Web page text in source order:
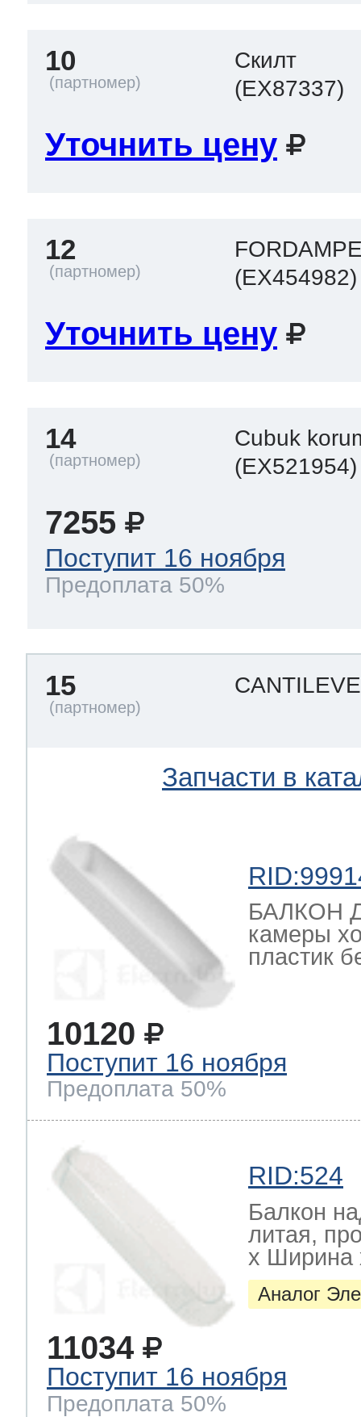
10
Скилт
(EX87337)
Уточнить цену
12
(EX454982)
Уточнить цену
14
Cubuk
(EX521954)
7255
Поступит 16 ноября
Предоплата 50%
15
Запчасти в
БАЛКОН
камеры
пластик
10120
Поступит 16 ноября
Предоплата 50%
RID:524
Балкон
литая,
х Ширина
Аналог
11034
Поступит 16 ноября
Предоплата 50%